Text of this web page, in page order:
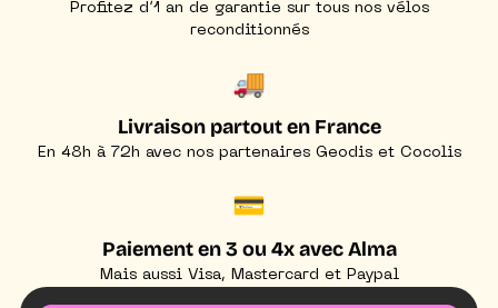
Profitez d’1 an de garantie sur tous nos vélos
reconditionnés
🚚
Livraison partout en France
En 48h à 72h avec nos partenaires Geodis et Cocolis
💳
Paiement en 3 ou 4x avec Alma
Mais aussi Visa, Mastercard et Paypal